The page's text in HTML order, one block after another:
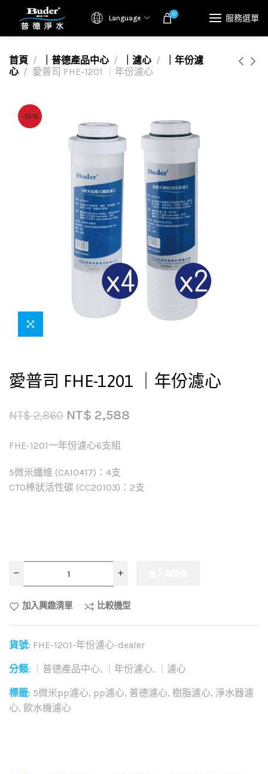
Language 0 服務選單
首頁 ｜普德產品中心 ｜濾心
｜年份濾
心
愛普司 FHE-1201 ｜年份濾心
-10%
愛普司 FHE-1201 ｜年份濾心
NT$2,860 NT$ 2,588
FHE-1201一年份濾心6支組
5微米纖維 (CA10417)：4支
CTO棒狀活性碳 (CC20103)：2支
加入興趣清單 比較機型
貨號: FHE-1201-年份濾心-dealer
分類: ｜普德產品中心, ｜年份濾心, ｜濾心
標籤: 5微米pp濾心, pp濾心, 普德濾心, 樹脂濾心, 淨水器濾
心, 飲水機濾心